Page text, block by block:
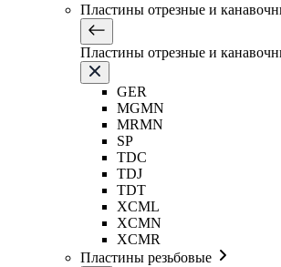
Пластины отрезные и
Пластины отрезные и
GER
MGMN
MRMN
SP
TDC
TDJ
TDT
XCML
XCMN
XCMR
Пластины резьбовые